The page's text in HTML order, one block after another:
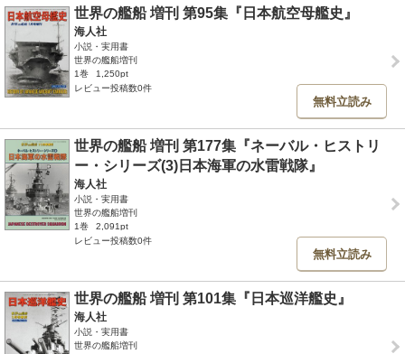
世界の艦船 増刊 第95集『日本航空母艦史』
海人社
小説・実用書
世界の艦船増刊
1巻
1,250pt
レビュー投稿数0件
無料立読み
世界の艦船 増刊 第177集『ネーバル・ヒストリ
ー・シリーズ(3)日本海軍の水雷戦隊』
海人社
小説・実用書
世界の艦船増刊
1巻
2,091pt
レビュー投稿数0件
無料立読み
世界の艦船 増刊 第101集『日本巡洋艦史』
海人社
小説・実用書
世界の艦船増刊